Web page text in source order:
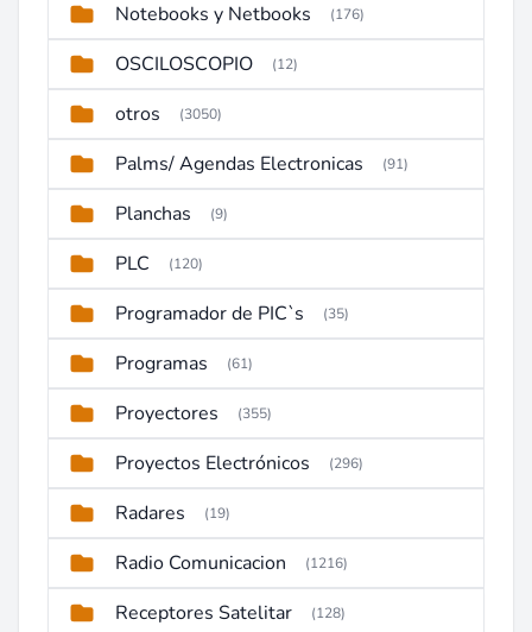
Notebooks y Netbooks (176)
OSCILOSCOPIO (12)
otros (3050)
Palms/ Agendas Electronicas (91)
Planchas (9)
PLC (120)
Programador de PIC`s (35)
Programas (61)
Proyectores (355)
Proyectos Electrónicos (296)
Radares (19)
Radio Comunicacion (1216)
Receptores Satelitar (128)